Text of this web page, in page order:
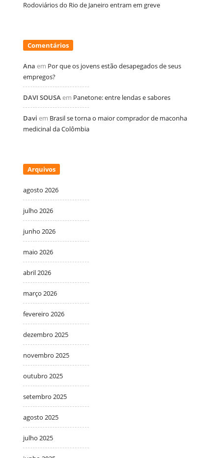
Rodoviários do Rio de Janeiro entram em greve
Comentários
Ana em Por que os jovens estão desapegados de seus
empregos?
DAVI SOUSAem Panetone: entre lendas e sabores
Davi em Brasil se torna o maior comprador de maconha
medicinal da Colômbia
Arquivos
agosto 2026
julho 2026
junho 2026
maio 2026
abril 2026
março 2026
fevereiro 2026
dezembro 2025
novembro 2025
outubro 2025
setembro 2025
agosto 2025
julho 2025